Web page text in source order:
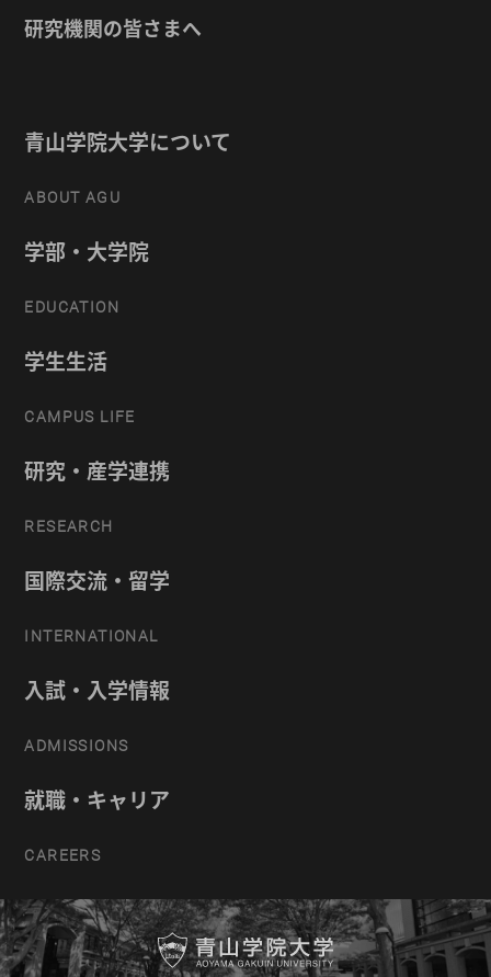
研究機関の皆さまへ
青山学院大学について
ABOUT AGU
学部・大学院
EDUCATION
学生生活
CAMPUS LIFE
研究・産学連携
RESEARCH
国際交流・留学
INTERNATIONAL
入試・入学情報
ADMISSIONS
就職・キャリア
CAREERS